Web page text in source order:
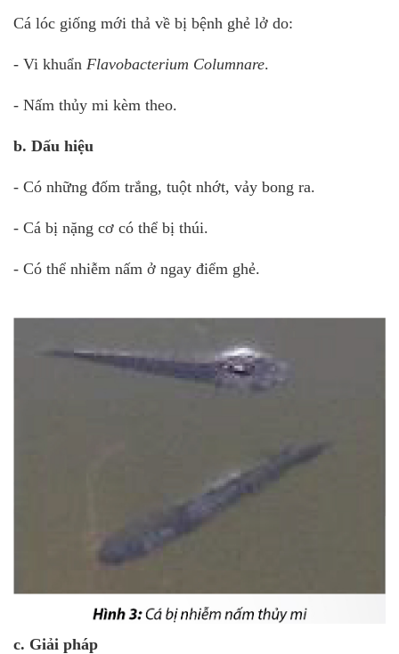
Cá lóc giống mới thả về bị bệnh ghẻ lở do:
- Vi khuẩn Flavobacterium Columnare.
- Nấm thủy mi kèm theo.
b. Dấu hiệu
- Có những đốm trắng, tuột nhớt, vảy bong ra.
- Cá bị nặng cơ có thể bị thúi.
- Có thể nhiễm nấm ở ngay điểm ghẻ.
c. Giải pháp